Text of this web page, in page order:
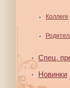
Коллеге
Спец.
Новинки